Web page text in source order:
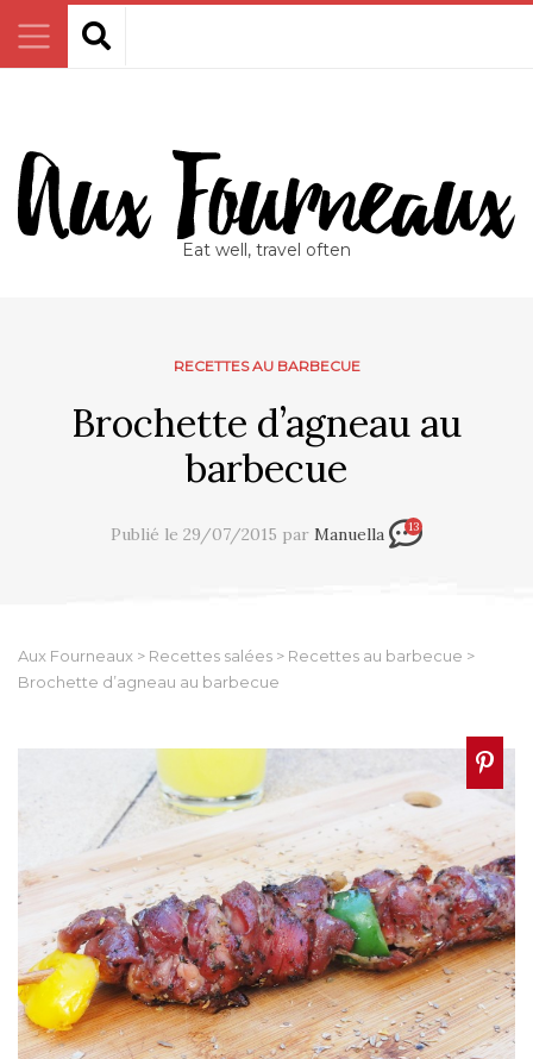
Eat well, travel often
RECETTES AU BARBECUE
Brochette d’agneau au
barbecue
Publié le 29/07/2015 par Manuella 13
Aux Fourneaux > Recettes salées > Recettes au barbecue >
Brochette d’agneau au barbecue